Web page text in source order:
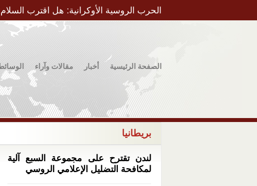
الحرب الروسية الأوكرانية: هل اقترب
الصفحة الرئيسية أخبار مقالات وآراء
بريطانيا
لندن تقترح على مجموعة السبع آلية
لمكافحة التضليل الإعلامي الروسي